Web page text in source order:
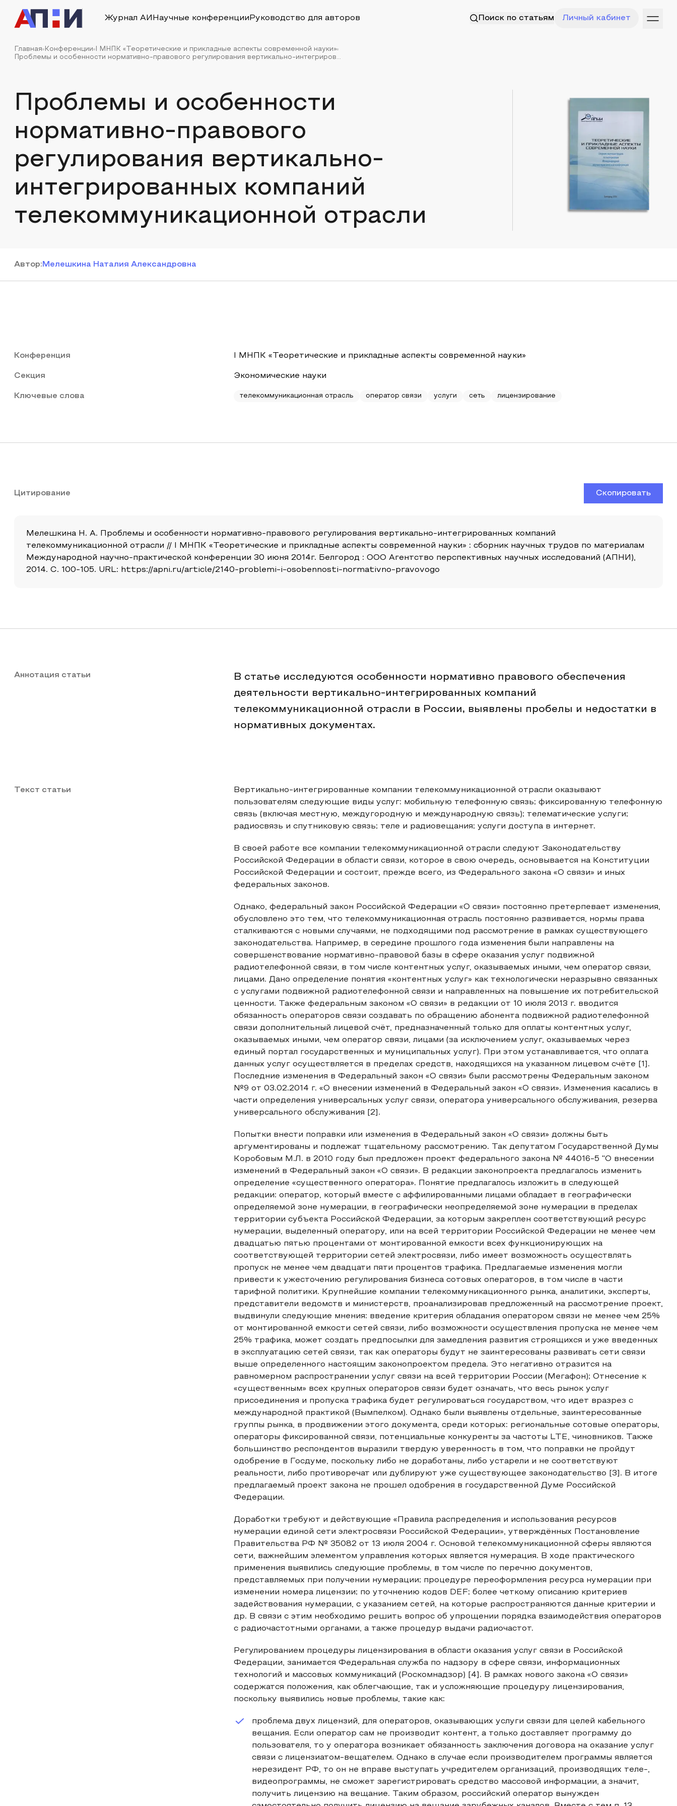
Журнал АИ Научные конференции Руководство для авторов Поиск по статьям Личный кабинет
Главная Конференции
I МНПК «Теоретические и прикладные аспекты современной науки»
Проблемы и особенности нормативно-правового регулирования вертикально-интегриров...
Проблемы и особенности
нормативно-правового
регулирования вертикально-
интегрированных компаний
телекоммуникационной отрасли
Автор: Мелешкина Наталия Александровна
Конференция I МНПК «Теоретические и прикладные аспекты современной науки»
Секция Экономические науки
Ключевые слова телекоммуникационная отрасль оператор связи услуги сеть лицензирование
Цитирование Скопировать
Мелешкина Н. А. Проблемы и особенности нормативно-правового регулирования вертикально-интегрированных компаний
телекоммуникационной отрасли // I МНПК «Теоретические и прикладные аспекты современной науки» : сборник научных трудов по материалам
Международной научно-практической конференции 30 июня 2014г. Белгород : ООО Агентство перспективных научных исследований (АПНИ),
2014. С. 100-105. URL: https://apni.ru/article/2140-problemi-i-osobennosti-normativno-pravovogo
Аннотация статьи
В статье исследуются особенности нормативно правового обеспечения
деятельности вертикально-интегрированных компаний
телекоммуникационной отрасли в России, выявлены пробелы и недостатки в
нормативных документах.
Текст статьи
Вертикально-интегрированные компании телекоммуникационной отрасли оказывают
пользователям следующие виды услуг: мобильную телефонную связь; фиксированную телефонную
связь (включая местную, междугородную и международную связь); телематические услуги;
радиосвязь и спутниковую связь; теле и радиовещания; услуги доступа в интернет.
В своей работе все компании телекоммуникационной отрасли следуют Законодательству
Российской Федерации в области связи, которое в свою очередь, основывается на Конституции
Российской Федерации и состоит, прежде всего, из Федерального закона «О связи» и иных
федеральных законов.
Однако, федеральный закон Российской Федерации «О связи» постоянно претерпевает изменения,
обусловлено это тем, что телекоммуникационная отрасль постоянно развивается, нормы права
сталкиваются с новыми случаями, не подходящими под рассмотрение в рамках существующего
законодательства. Например, в середине прошлого года изменения были направлены на
совершенствование нормативно-правовой базы в сфере оказания услуг подвижной
радиотелефонной связи, в том числе контентных услуг, оказываемых иными, чем оператор связи,
лицами. Дано определение понятия «контентных услуг» как технологически неразрывно связанных
с услугами подвижной радиотелефонной связи и направленных на повышение их потребительской
ценности. Также федеральным законом «О связи» в редакции от 10 июля 2013 г. вводится
обязанность операторов связи создавать по обращению абонента подвижной радиотелефонной
связи дополнительный лицевой счёт, предназначенный только для оплаты контентных услуг,
оказываемых иными, чем оператор связи, лицами (за исключением услуг, оказываемых через
единый портал государственных и муниципальных услуг). При этом устанавливается, что оплата
данных услуг осуществляется в пределах средств, находящихся на указанном лицевом счёте [1].
Последние изменения в Федеральный закон «О связи» были рассмотрены Федеральным законом
№9 от 03.02.2014 г. «О внесении изменений в Федеральный закон «О связи». Изменения касались в
части определения универсальных услуг связи, оператора универсального обслуживания, резерва
универсального обслуживания [2].
Попытки внести поправки или изменения в Федеральный закон «О связи» должны быть
аргументированы и подлежат тщательному рассмотрению. Так депутатом Государственной Думы
Коробовым М.Л. в 2010 году был предложен проект федерального закона № 44016-5 "О внесении
изменений в Федеральный закон «О связи». В редакции законопроекта предлагалось изменить
определение «существенного оператора». Понятие предлагалось изложить в следующей
редакции: оператор, который вместе с аффилированными лицами обладает в географически
определяемой зоне нумерации, в географически неопределяемой зоне нумерации в пределах
территории субъекта Российской Федерации, за которым закреплен соответствующий ресурс
нумерации, выделенный оператору, или на всей территории Российской Федерации не менее чем
двадцатью пятью процентами от монтированной емкости всех функционирующих на
соответствующей территории сетей электросвязи, либо имеет возможность осуществлять
пропуск не менее чем двадцати пяти процентов трафика. Предлагаемые изменения могли
привести к ужесточению регулирования бизнеса сотовых операторов, в том числе в части
тарифной политики. Крупнейшие компании телекоммуникационного рынка, аналитики, эксперты,
представители ведомств и министерств, проанализировав предложенный на рассмотрение проект,
выдвинули следующие мнения: введение критерия обладания оператором связи не менее чем 25%
от монтированной емкости сетей связи, либо возможности осуществления пропуска не менее чем
25% трафика, может создать предпосылки для замедления развития строящихся и уже введенных
в эксплуатацию сетей связи, так как операторы будут не заинтересованы развивать сети связи
выше определенного настоящим законопроектом предела. Это негативно отразится на
равномерном распространении услуг связи на всей территории России (Мегафон); Отнесение к
«существенным» всех крупных операторов связи будет означать, что весь рынок услуг
присоединения и пропуска трафика будет регулироваться государством, что идет вразрез с
международной практикой (Вымпелком). Однако были выявлены отдельные, заинтересованные
группы рынка, в продвижении этого документа, среди которых: региональные сотовые операторы,
операторы фиксированной связи, потенциальные конкуренты за частоты LTE, чиновников. Также
большинство респондентов выразили твердую уверенность в том, что поправки не пройдут
одобрение в Госдуме, поскольку либо не доработаны, либо устарели и не соответствуют
реальности, либо противоречат или дублируют уже существующее законодательство [3]. В итоге
предлагаемый проект закона не прошел одобрения в государственной Думе Российской
Федерации.
Доработки требуют и действующие «Правила распределения и использования ресурсов
нумерации единой сети электросвязи Российской Федерации», утверждённых Постановление
Правительства РФ № 35082 от 13 июля 2004 г. Основой телекоммуникационной сферы являются
сети, важнейшим элементом управления которых является нумерация. В ходе практического
применения выявились следующие проблемы, в том числе по перечню документов,
представляемых при получении нумерации; процедуре переоформления ресурса нумерации при
изменении номера лицензии; по уточнению кодов DEF; более четкому описанию критериев
задействования нумерации, с указанием сетей, на которые распространяются данные критерии и
др. В связи с этим необходимо решить вопрос об упрощении порядка взаимодействия операторов
с радиочастотными органами, а также процедур выдачи радиочастот.
Регулированием процедуры лицензирования в области оказания услуг связи в Российской
Федерации, занимается Федеральная служба по надзору в сфере связи, информационных
технологий и массовых коммуникаций (Роскомнадзор) [4]. В рамках нового закона «О связи»
содержатся положения, как облегчающие, так и усложняющие процедуру лицензирования,
поскольку выявились новые проблемы, такие как:
проблема двух лицензий, для операторов, оказывающих услуги связи для целей кабельного
вещания. Если оператор сам не производит контент, а только доставляет программу до
пользователя, то у оператора возникает обязанность заключения договора на оказание услуг
связи с лицензиатом-вещателем. Однако в случае если производителем программы является
нерезидент РФ, то он не вправе выступать учредителем организаций, производящих теле-,
видеопрограммы, не сможет зарегистрировать средство массовой информации, а значит,
получить лицензию на вещание. Таким образом, российский оператор вынужден